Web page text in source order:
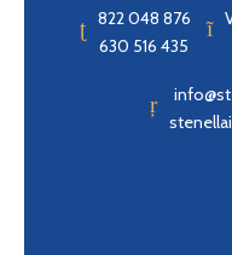
822 048 876
630 516 435